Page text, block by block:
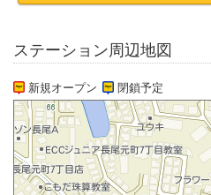
ステーション周辺地図
新規オープン 閉鎖予定